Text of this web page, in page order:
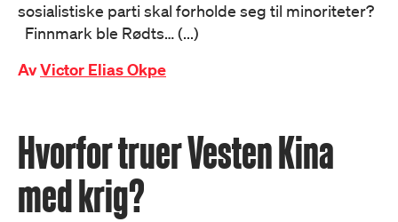
sosialistiske parti skal forholde seg til minoriteter?
Finnmark ble Rødts… (...)
AvVictor Elias Okpe
Hvorfor truer Vesten Kina
med krig?